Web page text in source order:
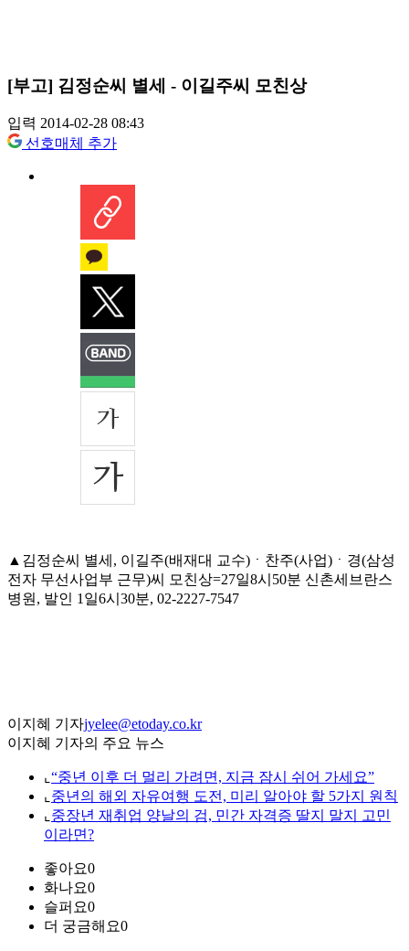
[부고] 김정순씨 별세 - 이길주씨 모친상
입력 2014-02-28 08:43
선호매체 추가
▲김정순씨 별세, 이길주(배재대 교수)ㆍ찬주(사업)ㆍ경(삼성
전자 무선사업부 근무)씨 모친상=27일8시50분 신촌세브란스
병원, 발인 1일6시30분, 02-2227-7547
이지혜 기자jyelee@etoday.co.kr
이지혜 기자의 주요 뉴스
⌞ “중년 이후 더 멀리 가려면, 지금 잠시 쉬어 가세요”
⌞ 중년의 해외 자유여행 도전, 미리 알아야 할 5가지 원칙
⌞ 중장년 재취업 양날의 검, 민간 자격증 딸지 말지 고민
이라면?
좋아요0
화나요0
슬퍼요0
더 궁금해요0